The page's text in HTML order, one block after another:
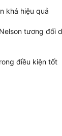
khá hiệu quả
tương đối
điều kiện tốt